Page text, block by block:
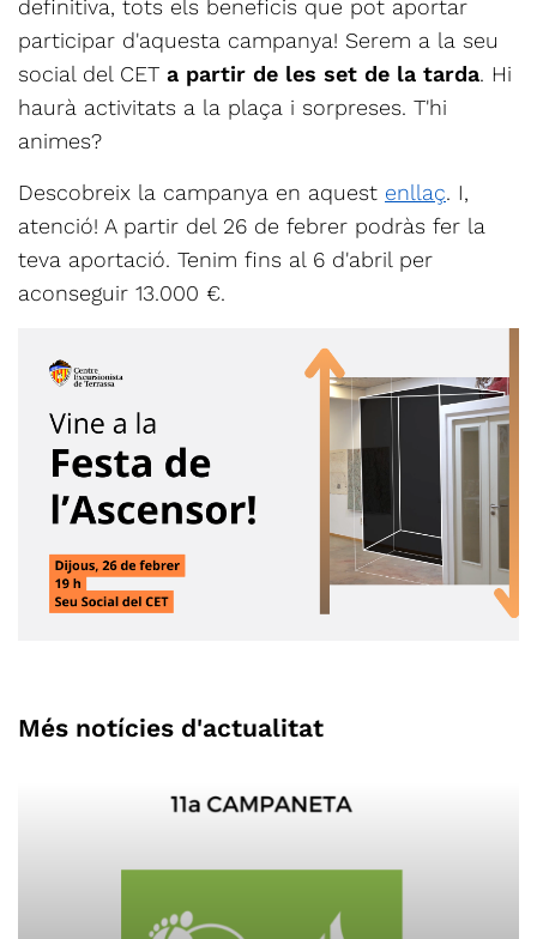
definitiva, tots els beneficis que pot aportar
participar d'aquesta campanya! Serem a la seu
social del CET a partir de les set de la tarda. Hi
haurà activitats a la plaça i sorpreses. T'hi
animes?
Descobreix la campanya en aquest enllaç. I,
atenció! A partir del 26 de febrer podràs fer la
teva aportació. Tenim fins al 6 d'abril per
aconseguir 13.000 €.
Més notícies d'actualitat